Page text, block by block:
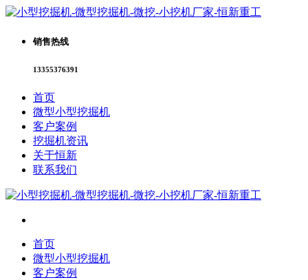
销售热线
13355376391
首页
微型小型挖掘机
客户案例
挖掘机资讯
关于恒新
联系我们
首页
微型小型挖掘机
客户案例